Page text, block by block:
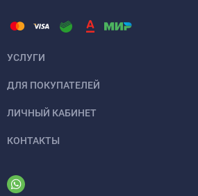
УСЛУГИ
ДЛЯ ПОКУПАТЕЛЕЙ
ЛИЧНЫЙ КАБИНЕТ
КОНТАКТЫ